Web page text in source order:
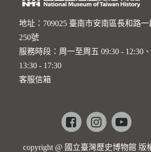
地址：709025 臺南市安南區長和路一
250號
服務時段：周一至周五 09:30 - 12:30、
13:30 - 17:30
客服信箱
Facebookinstagram
copyright @ 國立臺灣歷史博物館 版